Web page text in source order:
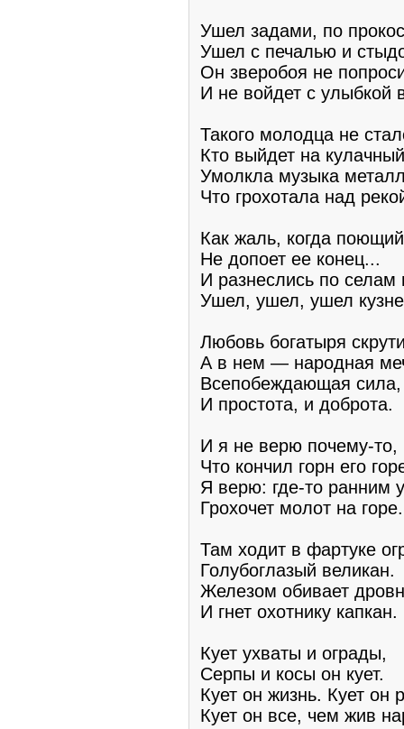
Ушел задами, по
Ушел с печалью и
Он зверобоя не
И не войдет с улыбкой
Такого молодца не
Кто выйдет на
Умолкла музыка
Что грохотала над
Как жаль, когда
Не допоет ее конец...
И разнеслись по селам
Ушел, ушел, ушел
Любовь богатыря
А в нем — народная
Всепобеждающая сила,
И простота, и доброта.
И я не верю почему-то,
Что кончил горн его
Я верю: где-то ранним
Грохочет молот на горе.
Там ходит в фартуке
Голубоглазый великан.
Железом обивает
И гнет охотнику капкан.
Кует ухваты и ограды,
Серпы и косы он кует.
Кует он жизнь. Кует он
Кует он все, чем жив